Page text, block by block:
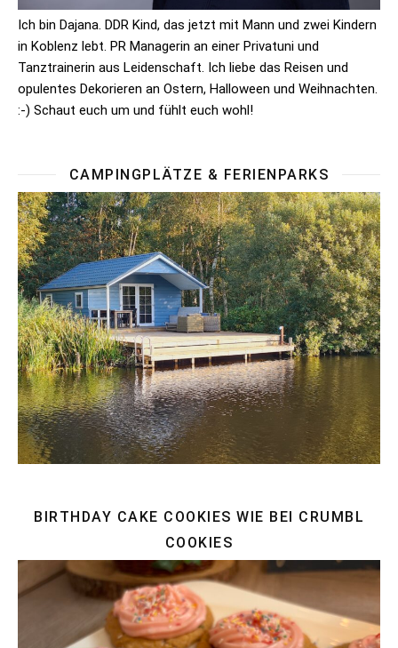
Ich bin Dajana. DDR Kind, das jetzt mit Mann und zwei Kindern
in Koblenz lebt. PR Managerin an einer Privatuni und
Tanztrainerin aus Leidenschaft. Ich liebe das Reisen und
opulentes Dekorieren an Ostern, Halloween und Weihnachten.
:-) Schaut euch um und fühlt euch wohl!
CAMPINGPLÄTZE & FERIENPARKS
BIRTHDAY CAKE COOKIES WIE BEI CRUMBL
COOKIES